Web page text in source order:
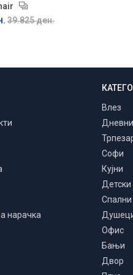
39.825 ден.
Транспорт и монтажа
нарачка
Влез
Дневни
Софи
Кујни
Детски
Спални
Офис
Бањи
Двор